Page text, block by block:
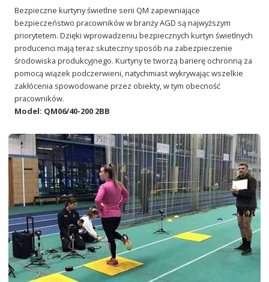
Bezpieczne kurtyny świetlne serii QM zapewniające
bezpieczeństwo pracowników w branży AGD są najwyższym
priorytetem. Dzięki wprowadzeniu bezpiecznych kurtyn świetlnych
producenci mają teraz skuteczny sposób na zabezpieczenie
środowiska produkcyjnego. Kurtyny te tworzą barierę ochronną za
pomocą wiązek podczerwieni, natychmiast wykrywając wszelkie
zakłócenia spowodowane przez obiekty, w tym obecność
pracowników.
Model: QM06/40-200 2BB